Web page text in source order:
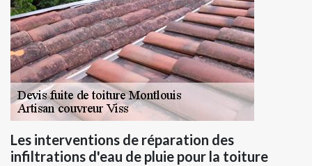
Les interventions de réparation des
infiltrations d'eau de pluie pour la toiture